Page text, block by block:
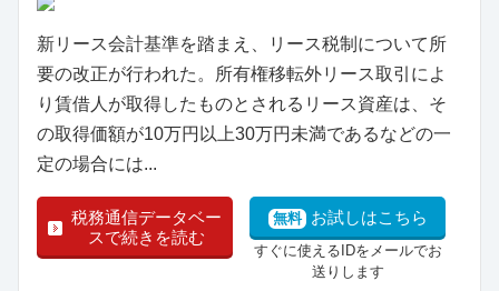
新リース会計基準を踏まえ、リース税制について所
要の改正が行われた。所有権移転外リース取引によ
り賃借人が取得したものとされるリース資産は、そ
の取得価額が10万円以上30万円未満であるなどの一
定の場合には...
税務通信データベー
スで続きを読む
無料 お試しはこちら
すぐに使えるIDをメールでお
送りします